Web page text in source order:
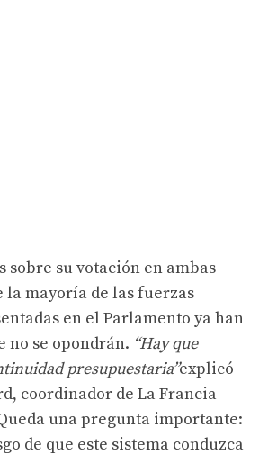
sobre su votación en ambas
la mayoría de las fuerzas
en el Parlamento ya han
no se opondrán. “Hay que
presupuestaria”explicó
coordinador de La Francia
una pregunta importante:
de que este sistema conduzca